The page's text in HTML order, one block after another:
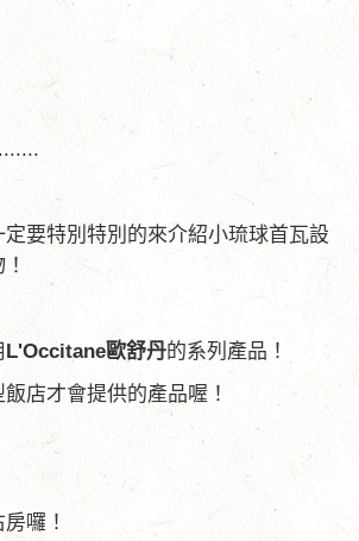
定要特別特別的來介紹小琉球首瓦設
L'Occitane歐舒丹的系列產品！
店才會提供的產品喔！
囉！